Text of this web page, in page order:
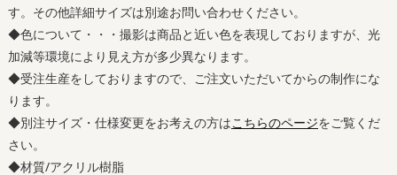
す。その他詳細サイズは別途お問い合わせください。
◆色について・・・撮影は商品と近い色を表現しておりますが、光
加減等環境により見え方が多少異なります。
◆受注生産をしておりますので、ご注文いただいてからの制作にな
ります。
◆別注サイズ・仕様変更をお考えの方はこちらのページをご覧くだ
さい。
◆材質/アクリル樹脂